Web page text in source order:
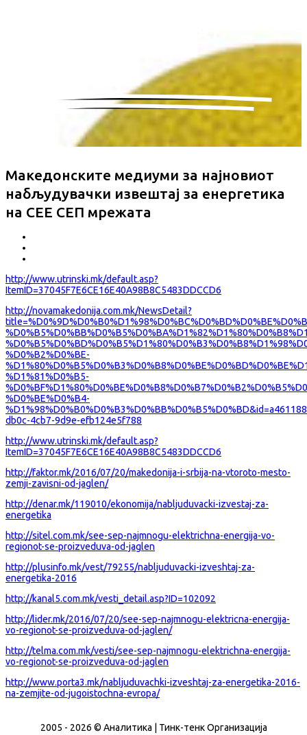
Македонските медиуми за најновиот
набљудувачки извештај за енергетика
на СЕЕ СЕП мрежата
http://www.utrinski.mk/default.asp?
ItemID=37045F7E6CE16E40A98B8C5483DDCCD6
http://novamakedonija.com.mk/NewsDetail?
%D0%B2%D0%BE-
%D1%81%D0%B5-
%D0%BE%D0%B4-
db0c-4cb7-9d9e-efb124e5f788
http://www.utrinski.mk/default.asp?
ItemID=37045F7E6CE16E40A98B8C5483DDCCD6
http://faktor.mk/2016/07/20/makedonija-i-srbija-na-vtoroto-mesto-
zemji-zavisni-od-jaglen/
http://denar.mk/119010/ekonomija/nabljuduvacki-izvestaj-za-
energetika
http://sitel.com.mk/see-sep-najmnogu-elektrichna-energija-vo-
regionot-se-proizveduva-od-jaglen
http://plusinfo.mk/vest/79255/nabljuduvacki-izveshtaj-za-
energetika-2016
http://kanal5.com.mk/vesti_detail.asp?ID=102092
http://lider.mk/2016/07/20/see-sep-najmnogu-elektricna-energija-
vo-regionot-se-proizveduva-od-jaglen/
http://telma.com.mk/vesti/see-sep-najmnogu-elektrichna-energija-
vo-regionot-se-proizveduva-od-jaglen
http://www.porta3.mk/nabljuduvachki-izveshtaj-za-energetika-2016-
na-zemjite-od-jugoistochna-evropa/
2005 - 2026 © Аналитика | Тинк-тенк Организација